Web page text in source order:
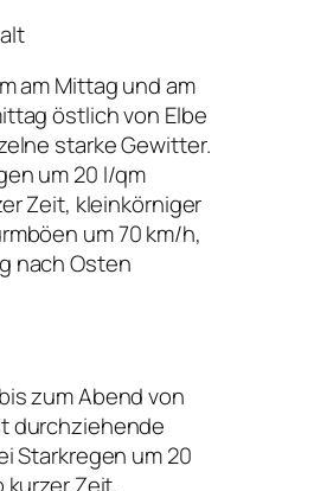
am Mittag und am
östlich von Elbe
starke Gewitter.
um 20 l/qm
Zeit, kleinkörniger
um 70 km/h,
nach Osten
zum Abend von
durchziehende
Starkregen um 20